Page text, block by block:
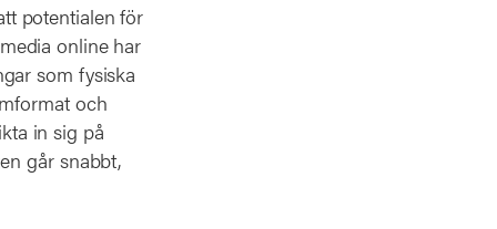
potentialen för
online har
som fysiska
och
in sig på
går snabbt,